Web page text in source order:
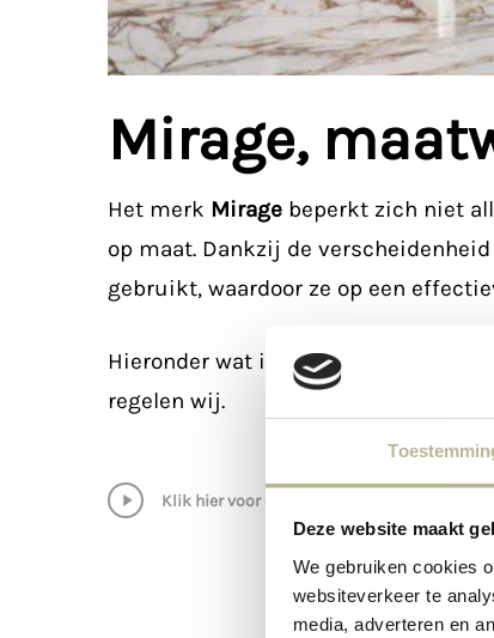
Deze website maakt
We gebruiken cookies
websiteverkeer te
media, adverteren en
Mirage,
Het merk Mirage beperkt zich niet
op maat. Dankzij de
gebruikt, waardoor ze op een
Hieronder wat inspiratie. Er zijn
regelen wij.
Play
Klik hier voor een kijkje in de collectie